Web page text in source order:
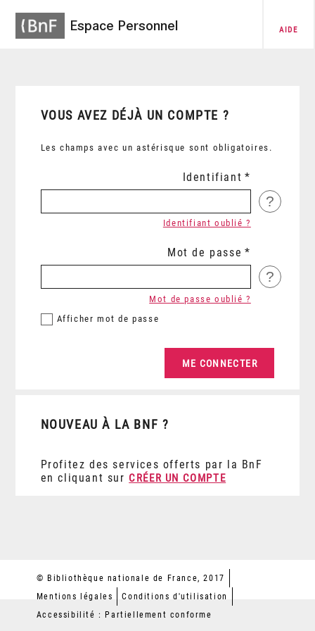
Espace Personnel AIDE
VOUS AVEZ DÉJÀ UN COMPTE ?
Les champs avec un astérisque sont obligatoires.
Identifiant
?
Identifiant oublié ?
Mot de passe
?
Afficher mot de passe
Mot de passe oublié ?
NOUVEAU À LA BNF ?
Profitez des services offerts par la BnF
en cliquant sur CRÉER UN COMPTE
© Bibliothèque nationale de France, 2017
Mentions légales
Conditions d'utilisation
Accessibilité : Partiellement conforme